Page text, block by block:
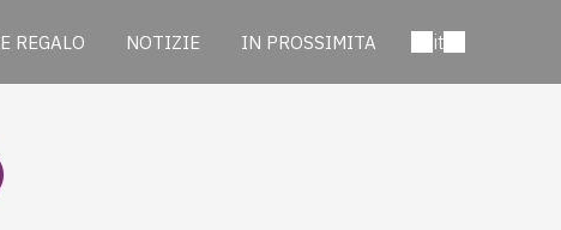
REGALO NOTIZIE IN PROSSIMITA it